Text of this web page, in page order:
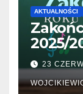
AKTUALNOŚCI
2025/
23